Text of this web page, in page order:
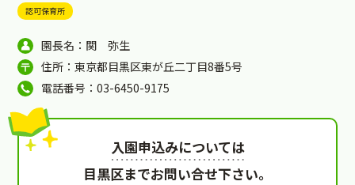
認可保育所
園長名：関 弥生
住所：東京都目黒区東が丘二丁目8番5号
電話番号：03-6450-9175
入園申込みについては
目黒区までお問い合せ下さい。